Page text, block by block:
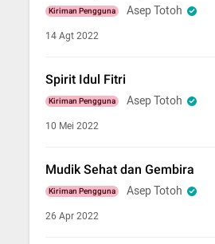
Kiriman Pengguna Asep Totoh
14 Agt 2022
Spirit Idul Fitri
Kiriman Pengguna Asep Totoh
10 Mei 2022
Mudik Sehat dan Gembira
Kiriman Pengguna Asep Totoh
26 Apr 2022